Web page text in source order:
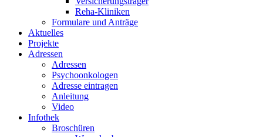
Reha-Kliniken
Formulare und Anträge
Aktuelles
Projekte
Adressen
Adressen
Psychoonkologen
Adresse eintragen
Anleitung
Video
Infothek
Broschüren